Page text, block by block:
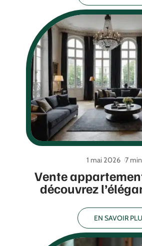
Vente
découvrez
1 mai 2026 7
EN SAVOIR